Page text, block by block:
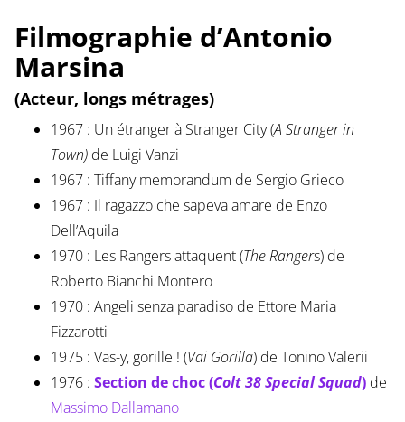
Filmographie d’Antonio
Marsina
(Acteur, longs métrages)
1967 : Un étranger à Stranger City (A Stranger in
Town)de Luigi Vanzi
1967 : Tiffany memorandum de Sergio Grieco
1967 : Il ragazzo che sapeva amare de Enzo
Dell’Aquila
1970 : Les Rangers attaquent (The Rangers) de
Roberto Bianchi Montero
1970 : Angeli senza paradiso de Ettore Maria
Fizzarotti
1975 : Vas-y, gorille ! (Vai Gorilla) de Tonino Valerii
1976 : Section de choc (Colt 38 Special Squad)de
Massimo Dallamano